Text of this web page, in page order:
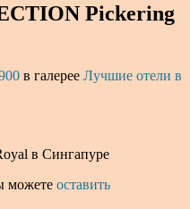
Pickering
в галерее Лучшие отели в
в Сингапуре
можете оставить